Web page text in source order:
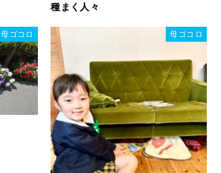
種まく人々
母ゴコロ 母ゴコロ